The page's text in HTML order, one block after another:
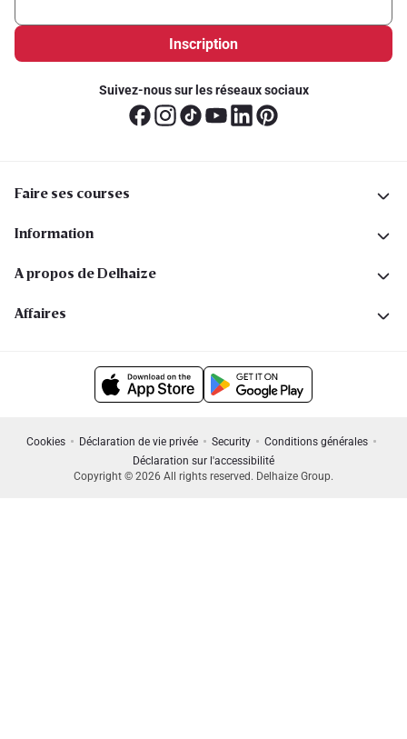
Inscription
Suivez-nous sur les réseaux sociaux
Faire ses courses
Information
A propos de Delhaize
Affaires
Cookies Déclaration de vie privée Security
Conditions générales
Déclaration sur l'accessibilité
Copyright © 2026 All rights reserved. Delhaize Group.